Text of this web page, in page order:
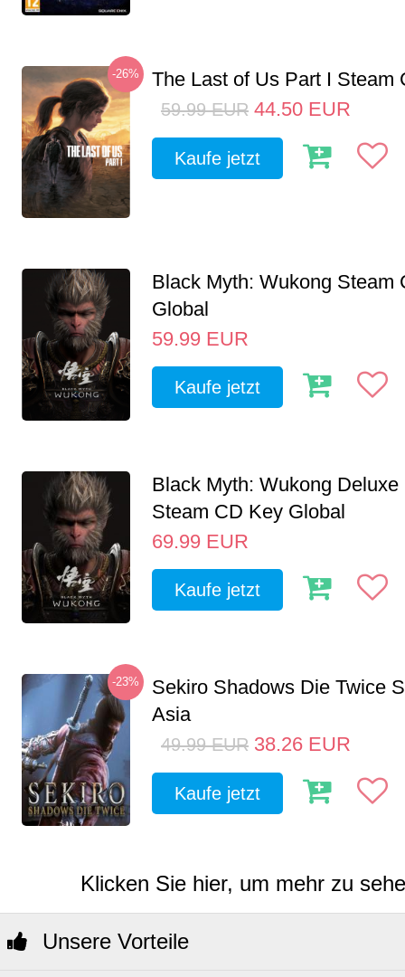
-26% The Last of Us Part I Steam
59.99 EUR 44.50 EUR
Kaufe jetzt
Black Myth: Wukong Steam
Global
59.99 EUR
Kaufe jetzt
Black Myth: Wukong Deluxe
Steam CD Key Global
69.99 EUR
Kaufe jetzt
-23%
Sekiro Shadows Die Twice
Asia
49.99 EUR 38.26 EUR
Kaufe jetzt
Klicken Sie hier, um mehr zu
Unsere Vorteile